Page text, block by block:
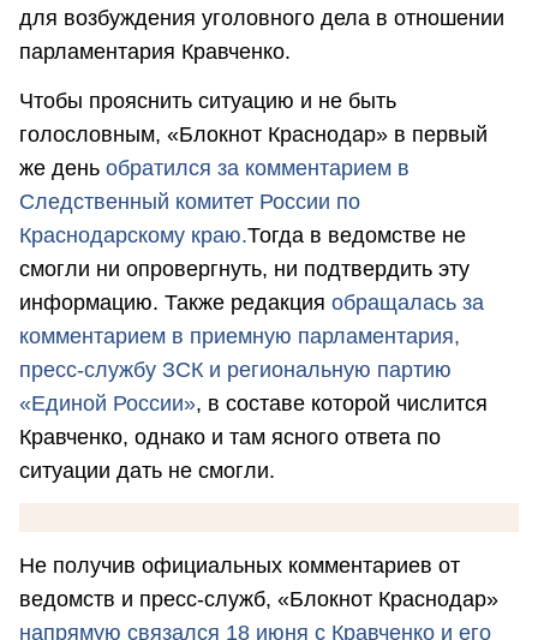
для возбуждения уголовного дела в отношении
парламентария Кравченко.
Чтобы прояснить ситуацию и не быть
голословным, «Блокнот Краснодар» в первый
же день обратился за комментарием в
Следственный комитет России по
Краснодарскому краю.Тогда в ведомстве не
смогли ни опровергнуть, ни подтвердить эту
информацию. Также редакция обращалась за
комментарием в приемную парламентария,
пресс-службу ЗСК и региональную партию
«Единой России», в составе которой числится
Кравченко, однако и там ясного ответа по
ситуации дать не смогли.
Не получив официальных комментариев от
ведомств и пресс-служб, «Блокнот Краснодар»
напрямую связался 18 июня с Кравченко и его